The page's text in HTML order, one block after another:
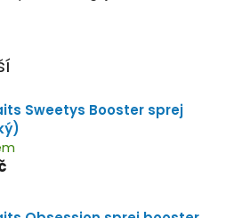
Sweetys Booster sprej